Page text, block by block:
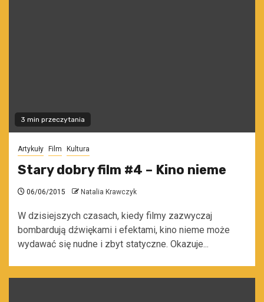
3 min przeczytania
Artykuły Film Kultura
Stary dobry film #4 – Kino nieme
06/06/2015 Natalia Krawczyk
W dzisiejszych czasach, kiedy filmy zazwyczaj
bombardują dźwiękami i efektami, kino nieme może
wydawać się nudne i zbyt statyczne. Okazuje...